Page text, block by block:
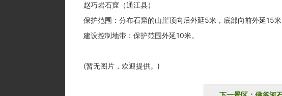
赵巧岩石窟（通江县）
保护范围：分布石窟的山崖顶向后外延5米，底部向前外延15米
建设控制地带：保护范围外延10米。
(暂无图片，欢迎提供。)